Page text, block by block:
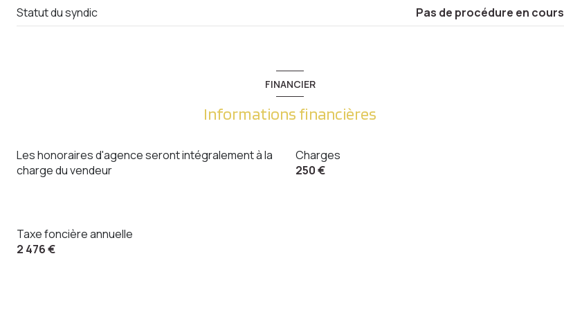
Statut du syndic Pas de procédure en cours
FINANCIER
Informations financières
Les honoraires d'agence seront intégralement à la
charge du vendeur
Charges
250 €
Taxe foncière annuelle
2 476 €